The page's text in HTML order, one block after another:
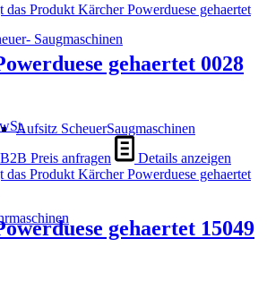
Saugmaschinen
Aufsitz ScheuerSaugmaschinen
gehaertet 0028
Preis anfragen Details anzeigen
gehaertet 15049